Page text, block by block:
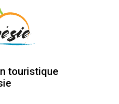
touristique